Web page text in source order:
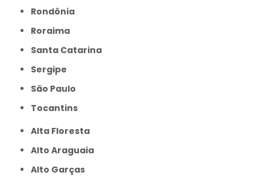
Rondônia
Roraima
Santa Catarina
Sergipe
São Paulo
Tocantins
Alta Floresta
Alto Araguaia
Alto Garças